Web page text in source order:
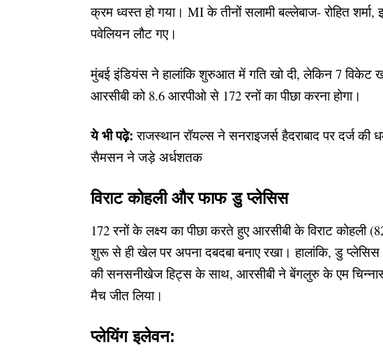
क्रम ध्वस्त हो गया। MI के तीनों सलामी बल्लेबाज- रोहित
पवेलियन लौट गए।
मुंबई इंडियंस ने हालांकि शुरुआत में गति खो दी, लेकिन 7 विकेट
आरसीबी को 8.6 आरपीओ से 172 रनों का पीछा करना होगा।
ये भी पढ़े: राजस्थान रॉयल्स ने सनराइजर्स हैदराबाद पर दर्ज
सैमसन ने जड़े अर्धशतक
विराट कोहली और फाफ डु प्लेसिस
172 रनों के लक्ष्य का पीछा करते हुएआरसीबीके विराट कोहली
शुरू से ही खेल पर अपना दबदबा बनाए रखा। हालांकि, डु
की सनसनीखेज हिट्स के साथ, आरसीबी ने बेंगलुरु के एम
मैच जीत लिया।
प्लेयिंग इलेवन: